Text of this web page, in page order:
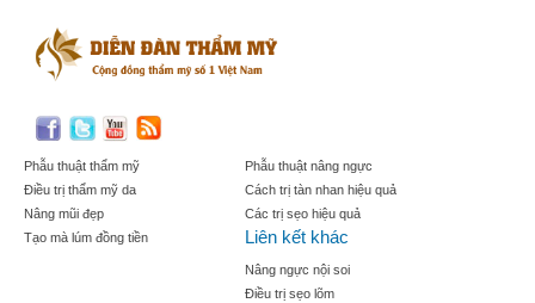
Phẫu thuật thẩm mỹ
Điều trị thẩm mỹ da
Nâng mũi đẹp
Tạo mà lúm đồng tiền
Phẫu thuật nâng ngực
Cách trị tàn nhan hiệu quả
Các trị sẹo hiệu quả
Liên kết khác
Nâng ngực nội soi
Điều trị sẹo lõm